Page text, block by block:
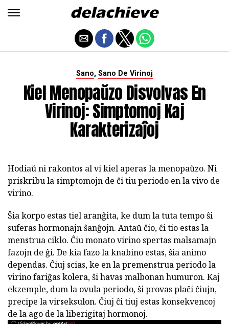
Sano, Sano De Virinoj
Kiel Menopaŭzo Disvolvas En
Virinoj: Simptomoj Kaj
Karakterizaĵoj
Hodiaŭ ni rakontos al vi kiel aperas la menopaŭzo. Ni
priskribu la simptomojn de ĉi tiu periodo en la vivo de
virino.
Ŝia korpo estas tiel aranĝita, ke dum la tuta tempo ŝi
suferas hormonajn ŝanĝojn. Antaŭ ĉio, ĉi tio estas la
menstrua ciklo. Ĉiu monato virino spertas malsamajn
fazojn de ĝi. De kia fazo la knabino estas, ŝia animo
dependas. Ĉiuj scias, ke en la premenstrua periodo la
virino fariĝas kolera, ŝi havas malbonan humuron. Kaj
ekzemple, dum la ovula periodo, ŝi provas plaĉi ĉiujn,
precipe la virseksulon. Ĉiuj ĉi tiuj estas konsekvencoj
de la ago de la liberigitaj hormonoj.